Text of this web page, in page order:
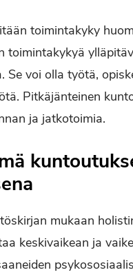
toimintakyky
toimintakykyä
Se voi olla työtä,
Pitkäjänteinen
ja jatkotoimia.
mukaan
keskivaikean ja